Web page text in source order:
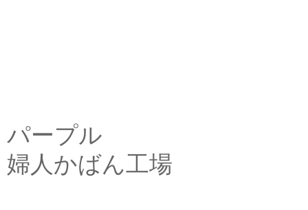
パープル
婦人かばん工場